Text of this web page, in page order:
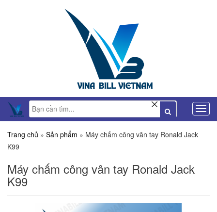
Trang chủ » Sản phẩm » Máy chấm công vân tay Ronald Jack
K99
Máy chấm công vân tay Ronald Jack
K99